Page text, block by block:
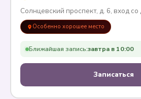
Солнцевский проспект, д. 6, вход со
Особенно хорошее место
Ближайшая запись:завтра в 10:00
Записаться